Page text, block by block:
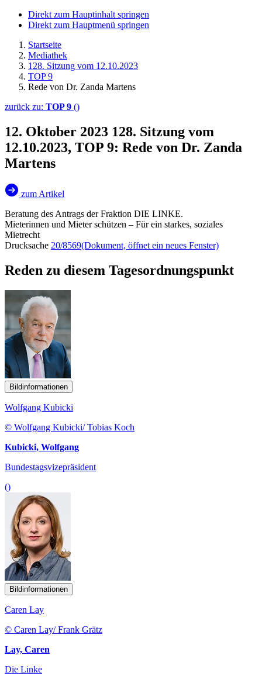
Direkt zum Hauptinhalt springen
Direkt zum Hauptmenü springen
Startseite
Mediathek
128. Sitzung vom 12.10.2023
TOP 9
Rede von Dr. Zanda Martens
zurück zu: TOP 9 ()
12. Oktober 2023 128. Sitzung vom
12.10.2023, TOP 9: Rede von Dr. Zanda
Martens
zum Artikel
Beratung des Antrags der Fraktion DIE LINKE.
Mieterinnen und Mieter schützen – Für ein starkes, soziales
Mietrecht
Drucksache 20/8569(Dokument, öffnet ein neues Fenster)
Reden zu diesem Tagesordnungspunkt
Bildinformationen
Wolfgang Kubicki
© Wolfgang Kubicki/ Tobias Koch
Kubicki, Wolfgang
Bundestagsvizepräsident
()
Bildinformationen
Caren Lay
© Caren Lay/ Frank Grätz
Lay, Caren
Die Linke